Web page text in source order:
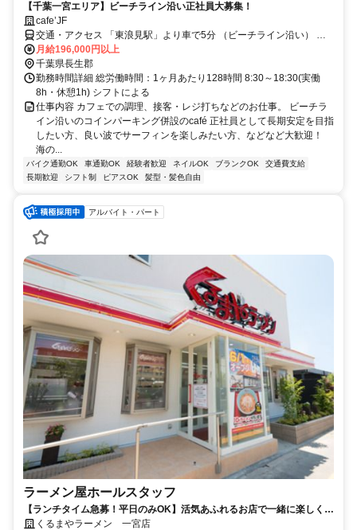
【千葉一宮エリア】ビーチライン沿い正社員大募集！
cafe’JF
交通・アクセス 「東浪見駅」より車で5分 （ビーチライン沿い） ★
車・バイク・自転車通勤ＯＫ
月給196,000円以上
千葉県長生郡
勤務時間詳細 総労働時間：1ヶ月あたり128時間 8:30～18:30(実働
8h・休憩1h) シフトによる
仕事内容 カフェでの調理、接客・レジ打ちなどのお仕事。 ビーチラ
イン沿いのコインパーキング併設のcafé 正社員として長期安定を目指
したい方、良い波でサーフィンを楽しみたい方、などなど大歓迎！
海の...
バイク通勤OK 車通勤OK 経験者歓迎 ネイルOK ブランクOK
交通費支給
長期歓迎
シフト制 ピアスOK 髪型・髪色自由
アルバイト・パート
ラーメン屋ホールスタッフ
【ランチタイム急募！平日のみOK】活気あふれるお店で一緒に楽しく働
こう♪ラーメン屋でのホールスタッフ大募集！
くるまやラーメン 一宮店